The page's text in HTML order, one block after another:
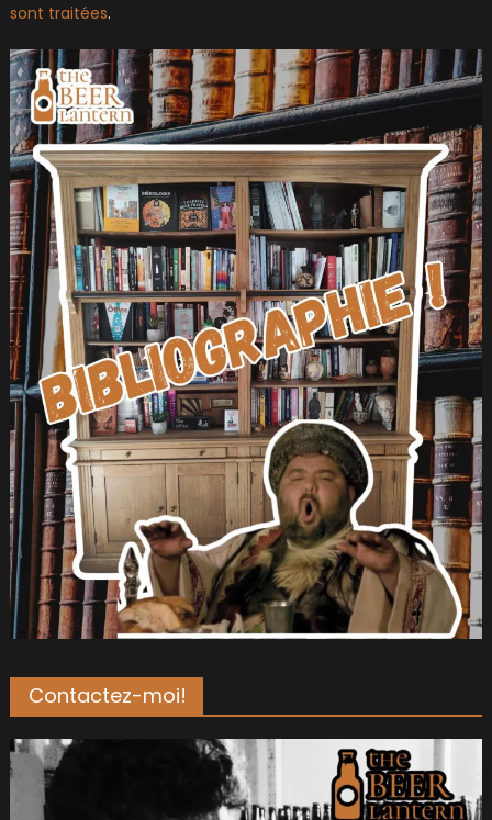
sont traitées.
Contactez-moi!